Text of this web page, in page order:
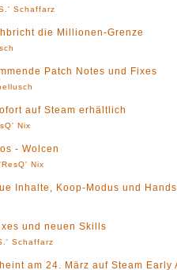
Schaffarz
die Millionen-Grenze
Patch Notes und Fixes
auf Steam erhältlich
Nix
- Wolcen
Nix
Inhalte, Koop-Modus und
und neuen Skills
Schaffarz
am 24. März auf Steam Early